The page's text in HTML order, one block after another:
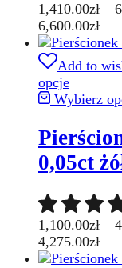
1,410.00zł –
6,600.00zł
Add to
opcje
Wybierz
0,05ct
1,100.00zł –
4,275.00zł